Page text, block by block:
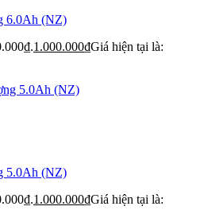
6.0Ah (NZ)
1.000.000₫Giá hiện tại là:
5.0Ah (NZ)
1.000.000₫Giá hiện tại là: